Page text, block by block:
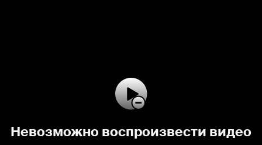
Невозможно воспроизвести видео